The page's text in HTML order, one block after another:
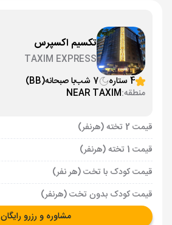
تکسیم اکسپرس
TAXIM EXPRESS
4 ستاره
7 شب با صبحانه(BB)
منطقه:NEAR TAXIM
قیمت 2 تخته (هرنفر)
قیمت 1 تخته (هرنفر)
قیمت کودک با تخت (هر نفر)
قیمت کودک بدون تخت (هرنفر)
مشاوره و رزرو رایگان